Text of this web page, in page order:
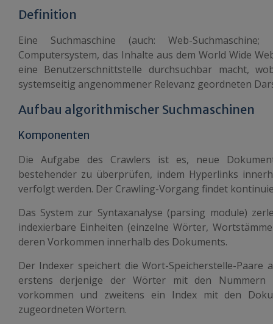
Definition
Eine Suchmaschine (auch: Web-
Computersystem, das Inhalte aus dem World Wide
eine Benutzerschnittstelle durchsuchbar macht,
systemseitig angenommener Relevanz geordneten
Aufbau algorithmischer Suchmaschinen
Komponenten
Die Aufgabe des Crawlers ist es, neue
bestehender zu überprüfen, indem Hyperlinks
verfolgt werden. Der Crawling-Vorgang findet
Das System zur Syntaxanalyse (parsing module)
indexierbare Einheiten (einzelne Wörter,
deren Vorkommen innerhalb des Dokuments.
Der Indexer speichert die Wort-Speicherstelle-Paare
erstens derjenige der Wörter mit den Nummern
vorkommen und zweitens ein Index mit den
zugeordneten Wörtern.